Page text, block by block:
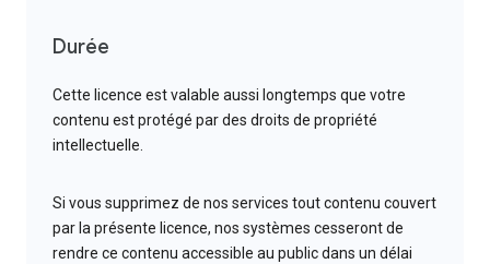
Durée
Cette licence est valable aussi longtemps que votre
contenu est protégé par des droits de propriété
intellectuelle.
Si vous supprimez de nos services tout contenu couvert
par la présente licence, nos systèmes cesseront de
rendre ce contenu accessible au public dans un délai